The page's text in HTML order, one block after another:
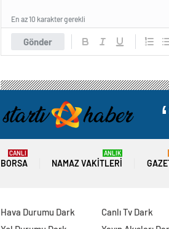
Gönder
En az 10 karakter gerekli
BORSA
CANLI
NAMAZ VAKITLERI
ANLIK
Hava Durumu Dark
Canlı Tv Dark